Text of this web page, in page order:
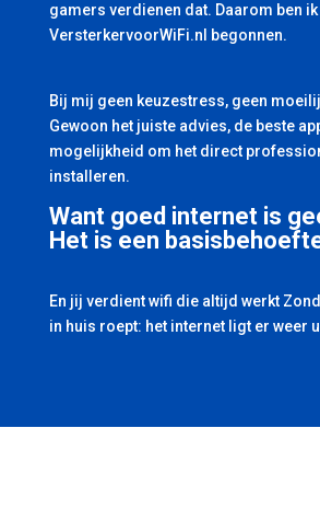
gamers verdienen dat. Daarom ben ik
VersterkervoorWiFi.nl begonnen.
Bij mij geen keuzestress, geen
Gewoon het juiste advies, de beste
mogelijkheid om het direct
installeren.
Want goed internet is
Het is een
En jij verdient wifi die altijd werkt
in huis roept: het internet ligt er weer